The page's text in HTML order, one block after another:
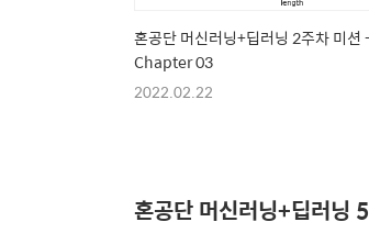
혼공단 머신러닝+딥러닝 2주차 미션
Chapter 03
2022.02.22
혼공단 머신러닝+딥러